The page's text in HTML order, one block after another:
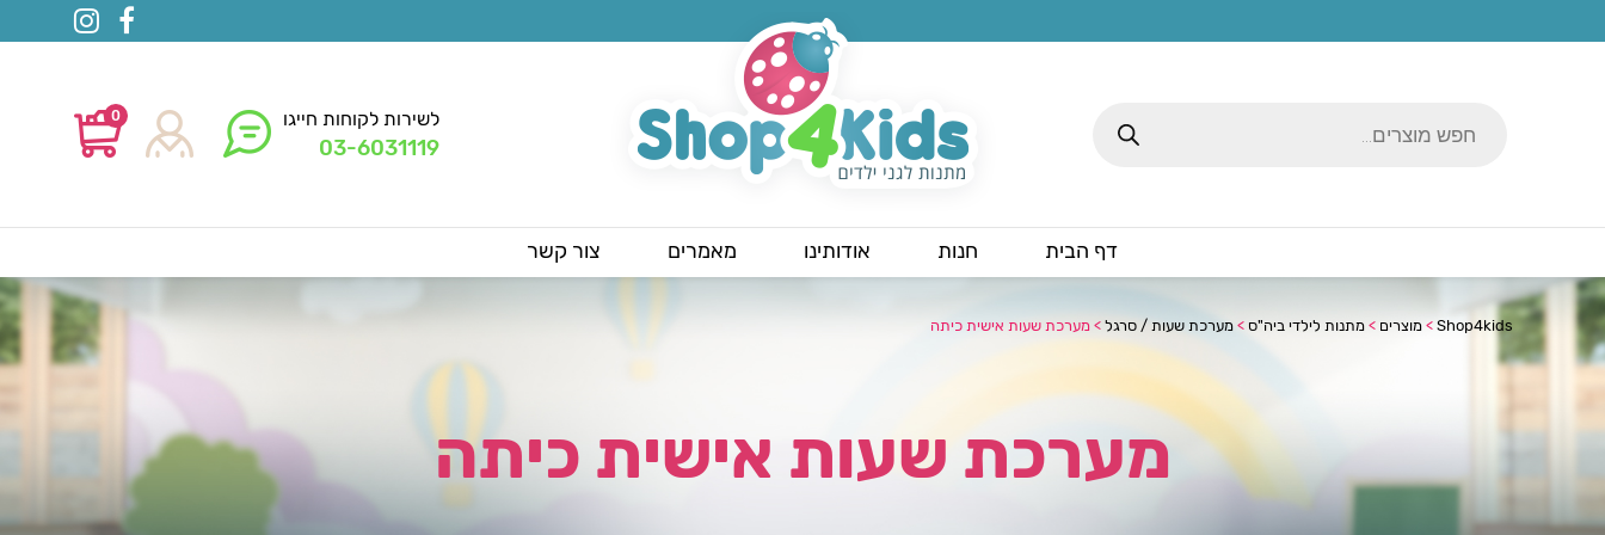
search
לשירות לקוחות חייגו
03-6031119
0
דף הבית חנות אודותינו מאמרים צור קשר
Shop4kids
> מוצרים > מתנות לילדי ביה"ס > מערכת שעות / סרגל > מערכת שעות אישית כיתה
מערכת שעות אישית כיתה